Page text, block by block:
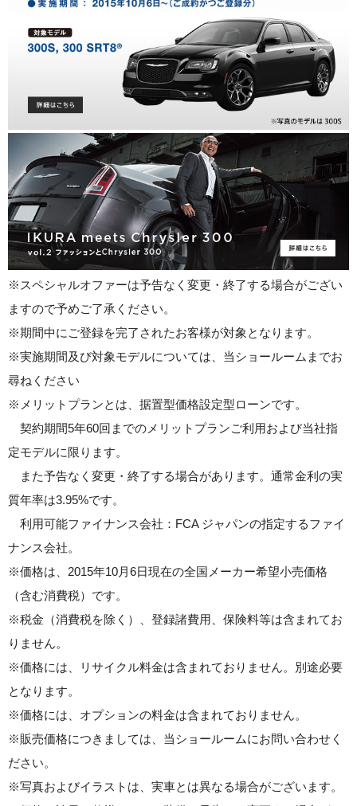
※スペシャルオファーは予告なく変更・終了する場合がござい
ますので予めご了承ください。
※期間中にご登録を完了されたお客様が対象となります。
※実施期間及び対象モデルについては、当ショールームまでお
尋ねください
※メリットプランとは、据置型価格設定型ローンです。
契約期間5年60回までのメリットプランご利用および当社指
定モデルに限ります。
また予告なく変更・終了する場合があります。通常金利の実
質年率は3.95%です。
利用可能ファイナンス会社：FCA ジャパンの指定するファイ
ナンス会社。
※価格は、2015年10月6日現在の全国メーカー希望小売価格
（含む消費税）です。
※税金（消費税を除く）、登録諸費用、保険料等は含まれてお
りません。
※価格には、リサイクル料金は含まれておりません。別途必要
となります。
※価格には、オプションの料金は含まれておりません。
※販売価格につきましては、当ショールームにお問い合わせく
ださい。
※写真およびイラストは、実車とは異なる場合がございます。